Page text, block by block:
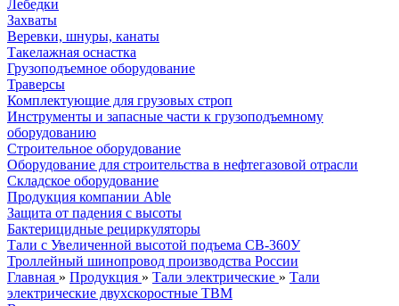
Лебедки
Захваты
Веревки, шнуры, канаты
Такелажная оснастка
Грузоподъемное оборудование
Траверсы
Комплектующие для грузовых строп
Инструменты и запасные части к грузоподъемному
оборудованию
Строительное оборудование
Оборудование для строительства в нефтегазовой отрасли
Складское оборудование
Продукция компании Able
Защита от падения с высоты
Бактерицидные рециркуляторы
Тали с Увеличенной высотой подъема СВ-360У
Троллейный шинопровод производства России
Главная » Продукция » Тали электрические » Тали
электрические двухскоростные TBM